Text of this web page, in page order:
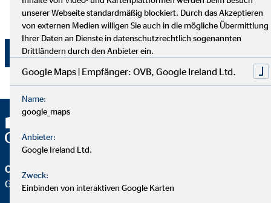
AG, Wolfgang Koch, Heumarkt 1, 50667 Köln
widerrufen werden.
Jetzt absenden
OVB Vermögensberatung AG
Geschäftsstelle | Hamburg
unserer Webseite standardmäßig blockiert. Durch das Akzeptieren
von externen Medien willigen Sie auch in die mögliche Übermittlung
Ihrer Daten an Dienste in datenschutzrechtlich sogenannten
Drittländern durch den Anbieter ein.
Google Maps | Empfänger: OVB, Google Ireland Ltd.
Name:
google_maps
Anbieter:
Google Ireland Ltd.
Zweck:
Einbinden von interaktiven Google Karten